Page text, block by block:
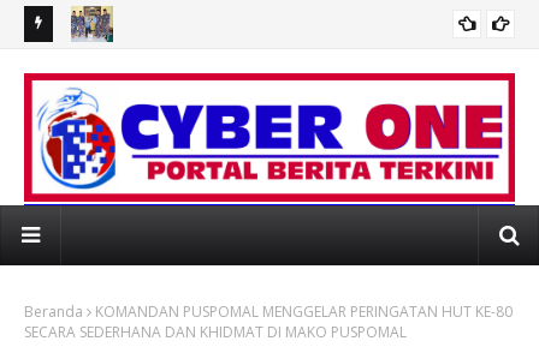
Makam Tokoh Leluhur di Wilayah Juanda
Beranda
KOMANDAN PUSPOMAL MENGGELAR PERINGATAN HUT KE-80
SECARA SEDERHANA DAN KHIDMAT DI MAKO PUSPOMAL